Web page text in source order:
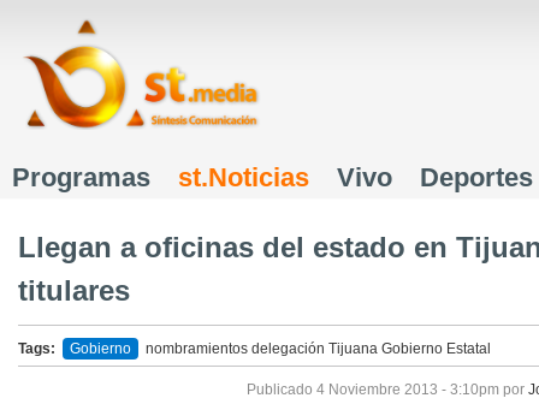
Menú principal
Programas st.Noticias Vivo Deportes
Llegan a oficinas del estado en
titulares
Tags: Gobierno nombramientos delegación Tijuana Gobierno Estatal
Publicado 4 Noviembre 2013 - 3:10pm por